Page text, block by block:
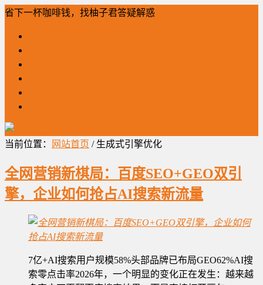
省下一杯咖啡钱，找柚子君答疑解惑
当前位置： 网站首页 / 生成式引擎优化
全网营销新棋局：百度SEO+GEO双引
擎，企业如何抢占AI搜索新流量
7亿+AI搜索用户规模58%头部品牌已布局GEO62%AI搜
索零点击率2026年，一个明显的变化正在发生：越来越